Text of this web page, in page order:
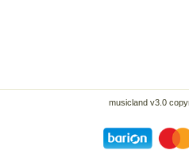
musicland v3.0